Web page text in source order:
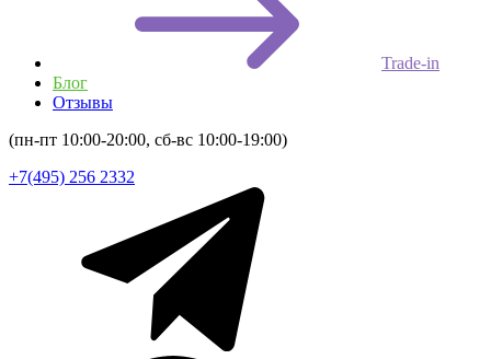
Trade-in
Блог
Отзывы
(пн-пт 10:00-20:00, сб-вс 10:00-19:00)
+7(495) 256 2332